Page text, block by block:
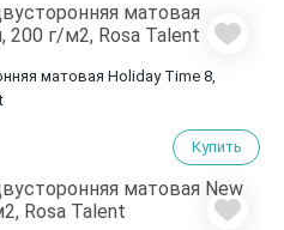
матовая Holiday Time 8,
Купить